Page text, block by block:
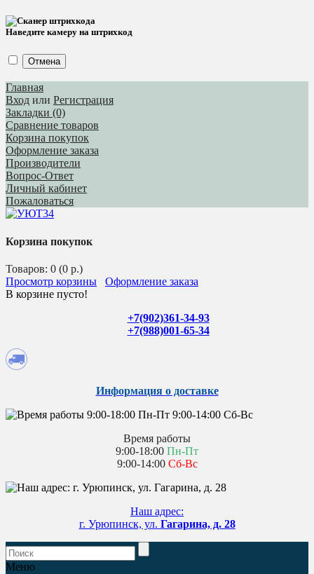
Наведите камеру на штрихкод
Отмена
Главная
Вход или Регистрация
Закладки (0)
Сравнение товаров
Корзина покупок
Оформление заказа
Производители
Вопрос-Ответ
Личный кабинет
Пожаловаться
Корзина покупок
Товаров: 0 (0 р.)
Просмотр корзины
Оформление заказа
В корзине пусто!
+7(902)361-34-93
+7(988)001-65-34
Информация о доставке
Время работы
9:00-18:00 Пн-Пт
9:00-14:00 Сб-Вс
Наш адрес:
г. Урюпинск, ул. Гагарина, д. 28
Меню